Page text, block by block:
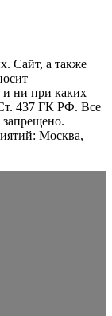
Сайт, а также
ни при каких
437 ГК РФ. Все
Москва,